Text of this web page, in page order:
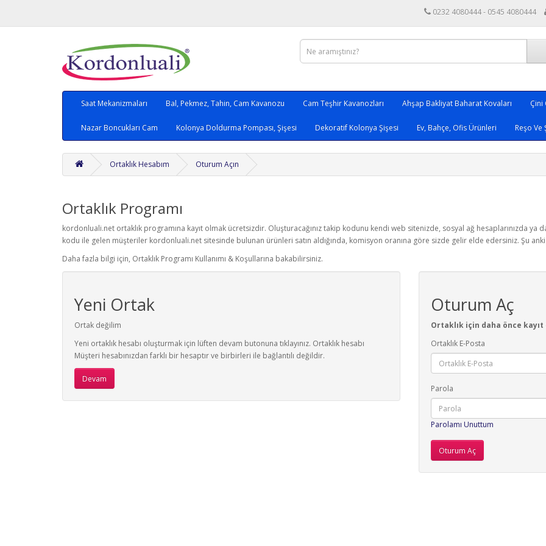
0232 4080444 - 0545 4080444
Saat Mekanizmaları Bal, Pekmez, Tahin, Cam Kavanozu Cam Teşhir Kavanozları Ahşap Bakliyat Baharat Kovaları Çini
Nazar Boncukları Cam Kolonya Doldurma Pompası, Şişesi Dekoratif Kolonya Şişesi Ev, Bahçe, Ofis Ürünleri Reşo Ve
Ortaklık Hesabım Oturum Açın
Ortaklık Programı
kordonluali.net ortaklık programına kayıt olmak ücretsizdir. Oluşturacağınız takip kodunu kendi web sitenizde, sosyal ağ hesaplarınızda ya
kodu ile gelen müşteriler kordonluali.net sitesinde bulunan ürünleri satın aldığında, komisyon oranına göre sizde gelir elde edersiniz. Şu
Daha fazla bilgi için, Ortaklık Programı Kullanımı & Koşullarına bakabilirsiniz.
Yeni Ortak
Ortak değilim
Yeni ortaklık hesabı oluşturmak için lüften devam butonuna tıklayınız. Ortaklık hesabı
Müşteri hesabınızdan farklı bir hesaptır ve birbirleri ile bağlantılı değildir.
Devam
Oturum Aç
Ortaklık için daha önce kayıt
Ortaklık E-Posta
Parola
Parolamı Unuttum